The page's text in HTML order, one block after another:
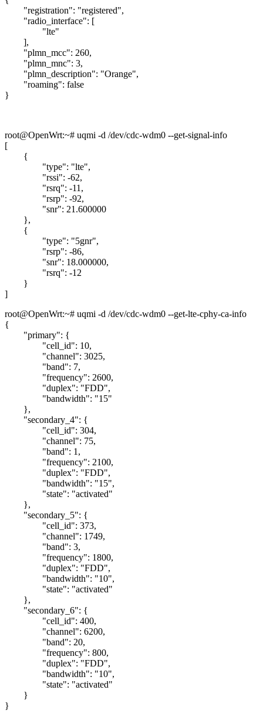
"registration": "registered",
"radio_interface": [
"lte"
],
"plmn_mcc": 260,
"plmn_mnc": 3,
"plmn_description": "Orange",
"roaming": false
}
root@OpenWrt:~# uqmi -d /dev/cdc-wdm0 --get-signal-info
[
{
"type": "lte",
"rssi": -62,
"rsrq": -11,
"rsrp": -92,
"snr": 21.600000
},
{
"type": "5gnr",
"rsrp": -86,
"snr": 18.000000,
"rsrq": -12
}
]
root@OpenWrt:~# uqmi -d /dev/cdc-wdm0 --get-lte-cphy-ca-info
{
"primary": {
"cell_id": 10,
"channel": 3025,
"band": 7,
"frequency": 2600,
"duplex": "FDD",
"bandwidth": "15"
},
"secondary_4": {
"cell_id": 304,
"channel": 75,
"band": 1,
"frequency": 2100,
"duplex": "FDD",
"bandwidth": "15",
"state": "activated"
},
"secondary_5": {
"cell_id": 373,
"channel": 1749,
"band": 3,
"frequency": 1800,
"duplex": "FDD",
"bandwidth": "10",
"state": "activated"
},
"secondary_6": {
"cell_id": 400,
"channel": 6200,
"band": 20,
"frequency": 800,
"duplex": "FDD",
"bandwidth": "10",
"state": "activated"
}
}